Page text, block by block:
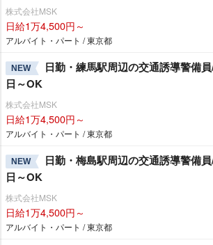
株式会社MSK
日給1万4,500円～
アルバイト・パート / 東京都
NEW
日勤・練馬駅周辺の交通誘導警備
日～OK
株式会社MSK
日給1万4,500円～
アルバイト・パート / 東京都
NEW
日勤・梅島駅周辺の交通誘導警備
日～OK
株式会社MSK
日給1万4,500円～
アルバイト・パート / 東京都